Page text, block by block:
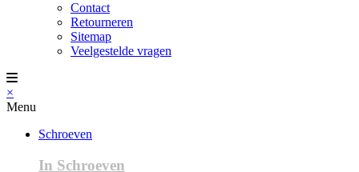
Contact
Retourneren
Sitemap
Veelgestelde vragen
×
Menu
Schroeven
In Schroeven